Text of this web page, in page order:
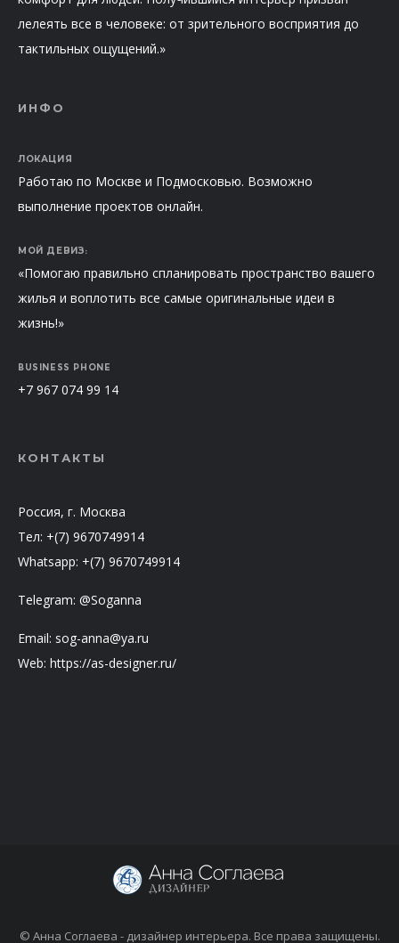
лелеять все в человеке: от зрительного восприятия до
тактильных ощущений.»
ИНФО
ЛОКАЦИЯ
Работаю по Москве и Подмосковью. Возможно
выполнение проектов онлайн.
МОЙ ДЕВИЗ:
«Помогаю правильно спланировать пространство вашего
жилья и воплотить все самые оригинальные идеи в
жизнь!»
BUSINESS PHONE
+7 967 074 99 14
КОНТАКТЫ
Россия, г. Москва
Тел: +(7) 9670749914
Whatsapp: +(7) 9670749914
Telegram: @Soganna
Email: sog-anna@ya.ru
Web: https://as-designer.ru/
© Анна Соглаева - дизайнер интерьера. Все права защищены.